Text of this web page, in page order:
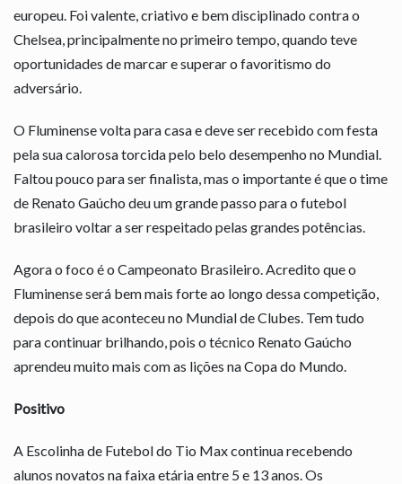
europeu. Foi valente, criativo e bem disciplinado contra o
Chelsea, principalmente no primeiro tempo, quando teve
oportunidades de marcar e superar o favoritismo do
adversário.
O Fluminense volta para casa e deve ser recebido com festa
pela sua calorosa torcida pelo belo desempenho no Mundial.
Faltou pouco para ser finalista, mas o importante é que o time
de Renato Gaúcho deu um grande passo para o futebol
brasileiro voltar a ser respeitado pelas grandes potências.
Agora o foco é o Campeonato Brasileiro. Acredito que o
Fluminense será bem mais forte ao longo dessa competição,
depois do que aconteceu no Mundial de Clubes. Tem tudo
para continuar brilhando, pois o técnico Renato Gaúcho
aprendeu muito mais com as lições na Copa do Mundo.
Positivo
A Escolinha de Futebol do Tio Max continua recebendo
alunos novatos na faixa etária entre 5 e 13 anos. Os